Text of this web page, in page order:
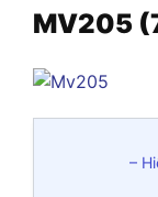
MV205
–